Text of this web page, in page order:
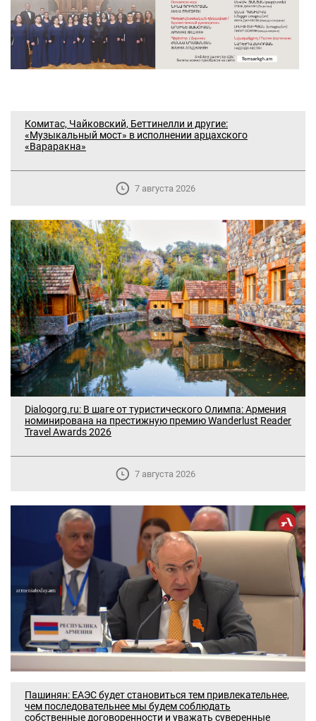
Комитас, Чайковский, Беттинелли и другие:
«Музыкальный мост» в исполнении арцахского
«Вараракна»
7 августа 2026
Dialogorg.ru: В шаге от туристического Олимпа: Армения
номинирована на престижную премию Wanderlust Reader
Travel Awards 2026
7 августа 2026
Пашинян: ЕАЭС будет становиться тем привлекательнее,
чем последовательнее мы будем соблюдать
собственные договоренности и уважать суверенные
В Москве прошло заседание
дискуссионного форума «Лорис
Меликов» на тему: «ООН и